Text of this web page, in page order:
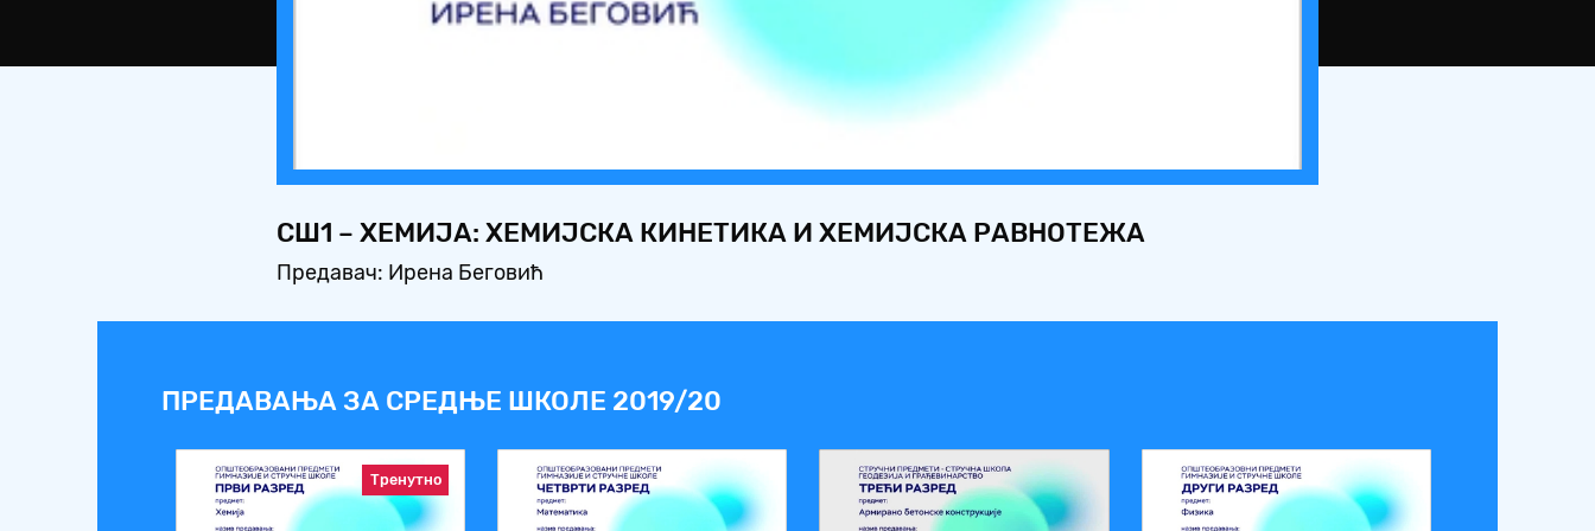
СШ1 – ХЕМИЈА: ХЕМИЈСКА КИНЕТИКА И ХЕМИЈСКА РАВНОТЕЖА
Предавач: Ирена Беговић
ПРЕДАВАЊА ЗА СРЕДЊЕ ШКОЛЕ 2019/20
Тренутно